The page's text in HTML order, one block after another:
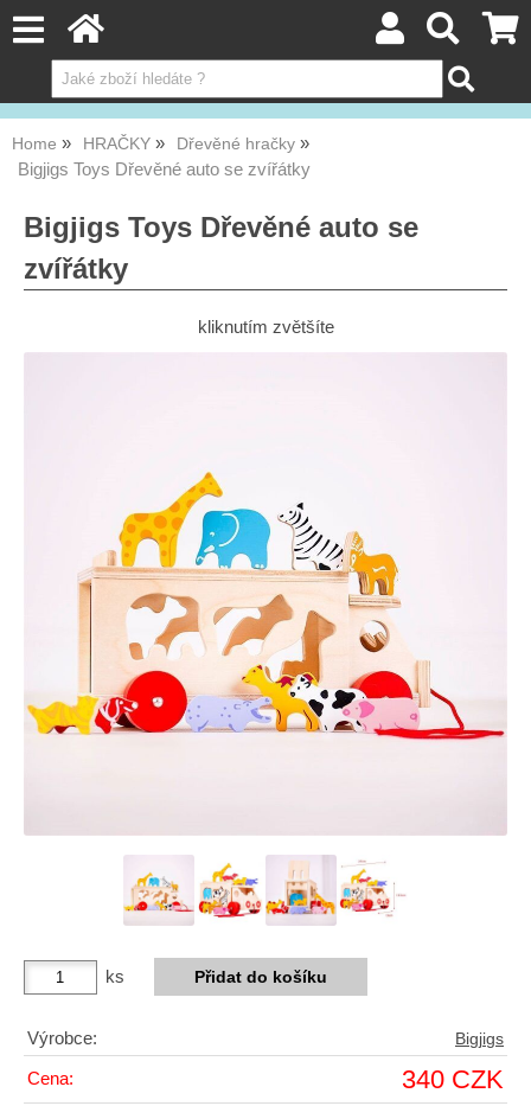
Home HRAČKY Dřevěné hračky
Bigjigs Toys Dřevěné auto se zvířátky
Bigjigs Toys Dřevěné auto se
zvířátky
kliknutím zvětšíte
ks
Výrobce: Bigjigs
Cena: 340 CZK